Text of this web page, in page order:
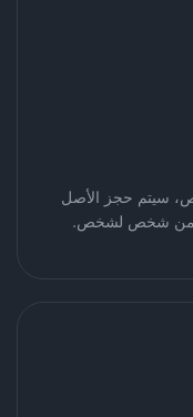
سيتم حجز الأصل